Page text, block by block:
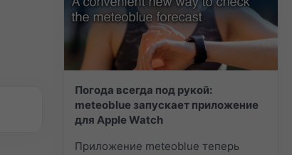
Погода всегда под рукой:
meteoblue запускает приложение
для Apple Watch
Приложение meteoblue теперь